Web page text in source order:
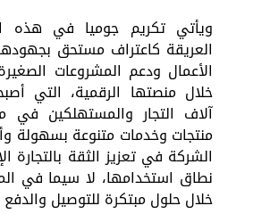
ويأتي تكريم جوميا في هذه
العريقة كاعتراف مستحق
الأعمال ودعم المشروعات
خلال منصتها الرقمية، التي
آلاف التجار والمستهلكين
منتجات وخدمات متنوعة بسهولة
الشركة في تعزيز الثقة بالتجارة
نطاق استخدامها، لا سيما في
خلال حلول مبتكرة للتوصيل